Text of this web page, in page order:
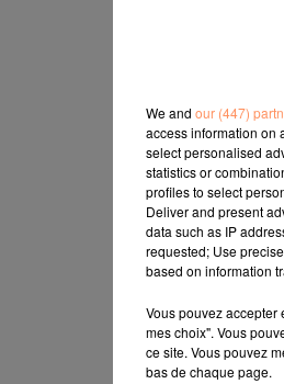
We and our (447)
access information on
select personalised
statistics or
profiles to select
Deliver and present
data such as IP
requested; Use
based on information
Vous pouvez accepter
mes choix". Vous
ce site. Vous pouvez
bas de chaque page.